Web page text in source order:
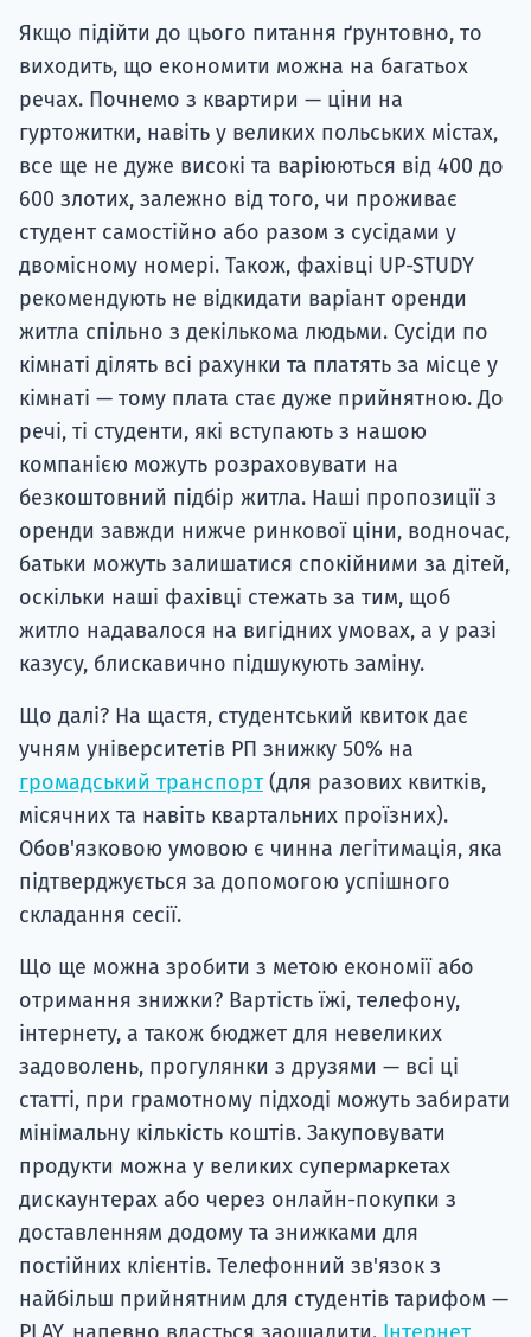
Якщо підійти до цього питання ґрунтовно, то
виходить, що економити можна на багатьох
речах. Почнемо з квартири — ціни на
гуртожитки, навіть у великих польських містах,
все ще не дуже високі та варіюються від 400 до
600 злотих, залежно від того, чи проживає
студент самостійно або разом з сусідами у
двомісному номері. Також, фахівці UP-STUDY
рекомендують не відкидати варіант оренди
житла спільно з декількома людьми. Сусіди по
кімнаті ділять всі рахунки та платять за місце у
кімнаті — тому плата стає дуже прийнятною. До
речі, ті студенти, які вступають з нашою
компанією можуть розраховувати на
безкоштовний підбір житла. Наші пропозиції з
оренди завжди нижче ринкової ціни, водночас,
батьки можуть залишатися спокійними за дітей,
оскільки наші фахівці стежать за тим, щоб
житло надавалося на вигідних умовах, а у разі
казусу, блискавично підшукують заміну.
Що далі? На щастя, студентський квиток дає
учням університетів РП знижку 50% на
громадський транспорт (для разових квитків,
місячних та навіть квартальних проїзних).
Обов'язковою умовою є чинна легітимація, яка
підтверджується за допомогою успішного
складання сесії.
Що ще можна зробити з метою економії або
отримання знижки? Вартість їжі, телефону,
інтернету, а також бюджет для невеликих
задоволень, прогулянки з друзями — всі ці
статті, при грамотному підході можуть забирати
мінімальну кількість коштів. Закуповувати
продукти можна у великих супермаркетах
дискаунтерах або через онлайн-покупки з
доставленням додому та знижками для
постійних клієнтів. Телефонний зв'язок з
найбільш прийнятним для студентів тарифом —